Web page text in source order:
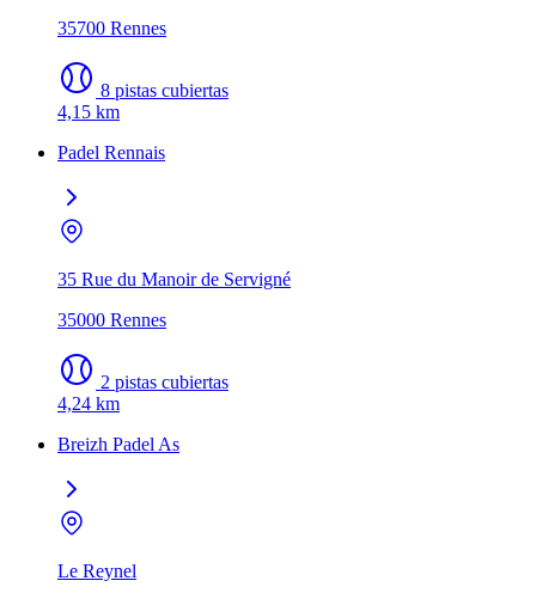
35700 Rennes
8 pistas cubiertas
4,15 km
Padel Rennais
35 Rue du Manoir de Servigné
35000 Rennes
2 pistas cubiertas
4,24 km
Breizh Padel As
Le Reynel